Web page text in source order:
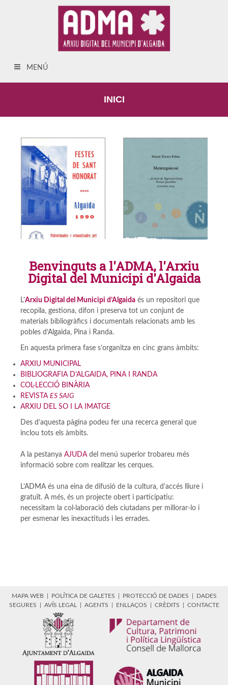
MENÚ
INICI
Benvinguts a l'ADMA, l'Arxiu
Digital del Municipi d'Algaida
L’Arxiu Digital del Municipi d’Algaida és un repositori que
recopila, gestiona, difon i preserva tot un conjunt de
materials bibliogràfics i documentals relacionats amb les
pobles d’Algaida, Pina i Randa.
En aquesta primera fase s’organitza en cinc grans àmbits:
ARXIU MUNICIPAL
BIBLIOGRAFIA D’ALGAIDA, PINA I RANDA
COL·LECCIÓ BINÀRIA
REVISTA ES SAIG
ARXIU DEL SO I LA IMATGE
Des d’aquesta pàgina podeu fer una recerca general que
inclou tots els àmbits.
A la pestanya AJUDAdel menú superior trobareu més
informació sobre com realitzar les cerques.
L’ADMA és una eina de difusió de la cultura, d’accés lliure i
gratuït. A més, és un projecte obert i participatiu:
necessitam la col·laboració dels ciutadans per millorar-lo i
per esmenar les inexactituds i les errades.
MAPA WEB POLÍTICA DE GALETES PROTECCIÓ DE DADES
DADES
SEGURES
AVÍS LEGAL AGENTS ENLLAÇOS CRÈDITS CONTACTE